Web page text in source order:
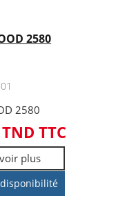
2580
2580
TTC
plus